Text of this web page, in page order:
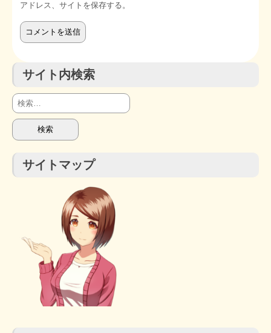
アドレス、サイトを保存する。
サイト内検索
検
索:
サイトマップ